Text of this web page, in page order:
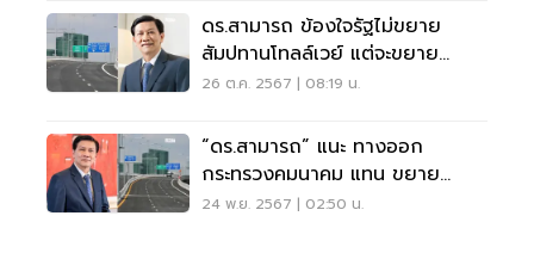
ดร.สามารถ ข้องใจรัฐไม่ขยาย
สัมปทานโทลล์เวย์ แต่จะขยาย
สัมปทานทางด่วนศรีรัช
26 ต.ค. 2567 | 08:19 น.
“ดร.สามารถ” แนะ ทางออก
กระทรวงคมนาคม แทน ขยาย
สัมปทานทางด่วนศรีรัช !
24 พ.ย. 2567 | 02:50 น.